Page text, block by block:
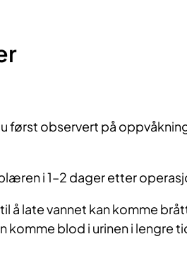
først observert på
i 1–2 dager etter
å late vannet kan komme
komme blod i urinen i lengre